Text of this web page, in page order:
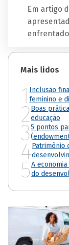
Em artigo
para a
Mais lidos
1 Inclusão
feminino e
2Boas
educação
35 pontos
4Patrimônio
5A
do